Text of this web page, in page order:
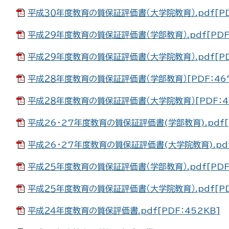
平成３０年度教育の質保証評価書（大学院教育）
平成２９年度教育の質保証評価書（学部教育）
平成２９年度教育の質保証評価書（大学院教育）
平成２８年度教育の質保証評価書（学部教育）[PDF：
平成２８年度教育の質保証評価書（大学院教育）[PDF
平成26･27年度教育の質保証評価書(学部教育
平成26･27年度教育の質保証評価書(大学院教育
平成２５年度教育の質保証評価書（学部教育）
平成２５年度教育の質保証評価書（大学院教育）
平成２４年度教育の質保評価書.pdf[PDF：452KB]